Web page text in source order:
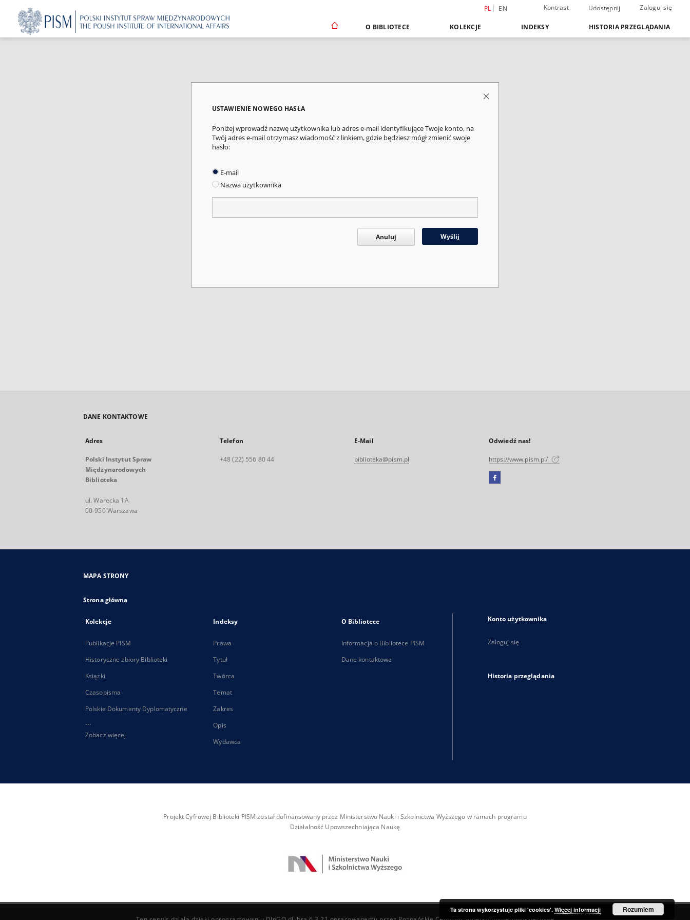
PL EN Kontrast Udostępnij Zaloguj się
O BIBLIOTECE KOLEKCJE INDEKSY HISTORIA PRZEGLĄDANIA
USTAWIENIE NOWEGO HASŁA
Poniżej wprowadź nazwę użytkownika lub adres e-mail identyfikujące Twoje konto, na
Twój adres e-mail otrzymasz wiadomość z linkiem, gdzie będziesz mógł zmienić swoje
hasło:
E-mail
Nazwa użytkownika
Anuluj Wyślij
DANE KONTAKTOWE
Adres
Polski Instytut Spraw
Międzynarodowych
Biblioteka
ul. Warecka 1A
00-950 Warszawa
Telefon
+48 (22) 556 80 44
E-Mail
biblioteka@pism.pl
Odwiedź nas!
https://www.pism.pl/
Facebook
karcie
MAPA STRONY
Strona główna
Kolekcje
Publikacje PISM
Historyczne zbiory Biblioteki
Książki
Czasopisma
Polskie Dokumenty Dyplomatyczne
...
Zobacz więcej
Indeksy
Prawa
Tytuł
Twórca
Temat
Zakres
Opis
Wydawca
O Bibliotece
Informacja o Bibliotece PISM
Dane kontaktowe
Konto użytkownika
Zaloguj się
Historia przeglądania
Projekt Cyfrowej Biblioteki PISM został dofinansowany przez Ministerstwo Nauki i Szkolnictwa Wyższego w ramach programu
Działalność Upowszechniająca Naukę
Ta strona wykorzystuje pliki 'cookies'. Więcej informacji Rozumiem